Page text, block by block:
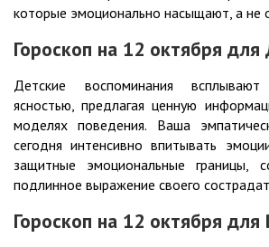
которые эмоционально насыщают, а не
Гороскоп на 12 октября
Детские воспоминания
ясностью, предлагая ценную
моделях поведения. Ваша
сегодня интенсивно впитывать
защитные эмоциональные границы,
подлинное выражение своего
Гороскоп на 12 октября для